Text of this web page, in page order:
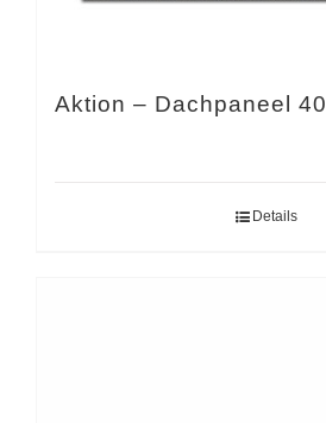
Aktion – Dachpaneel 40
Details